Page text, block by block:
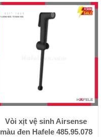
Vòi xịt vệ sinh Airsense
màu đen Hafele 485.95.078